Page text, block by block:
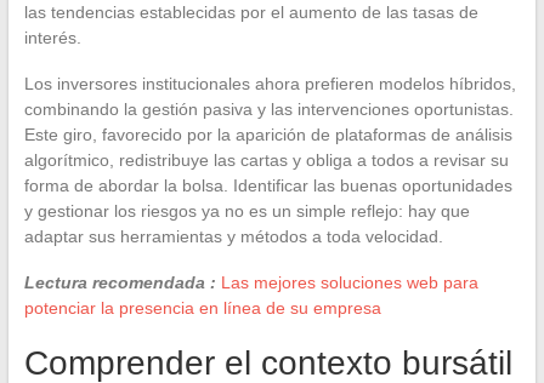
las tendencias establecidas por el aumento de las tasas de
interés.
Los inversores institucionales ahora prefieren modelos híbridos,
combinando la gestión pasiva y las intervenciones oportunistas.
Este giro, favorecido por la aparición de plataformas de análisis
algorítmico, redistribuye las cartas y obliga a todos a revisar su
forma de abordar la bolsa. Identificar las buenas oportunidades
y gestionar los riesgos ya no es un simple reflejo: hay que
adaptar sus herramientas y métodos a toda velocidad.
Lectura recomendada : Las mejores soluciones web para
potenciar la presencia en línea de su empresa
Comprender el contexto bursátil